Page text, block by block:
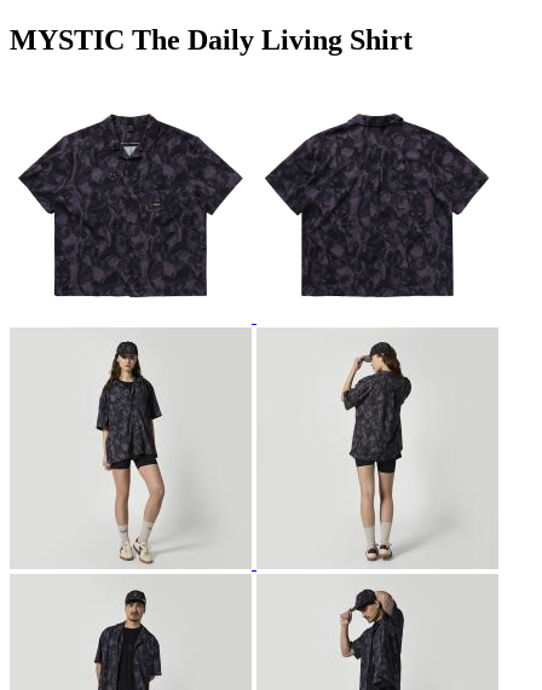
MYSTIC The Daily Living Shirt